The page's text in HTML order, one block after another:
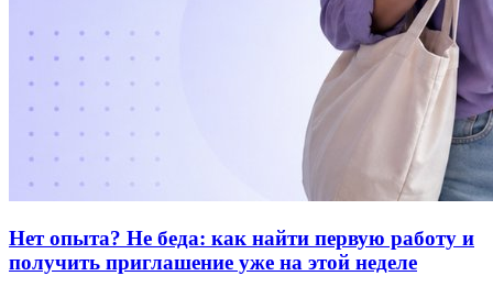
Нет опыта? Не беда: как найти первую работу и
получить приглашение уже на этой неделе